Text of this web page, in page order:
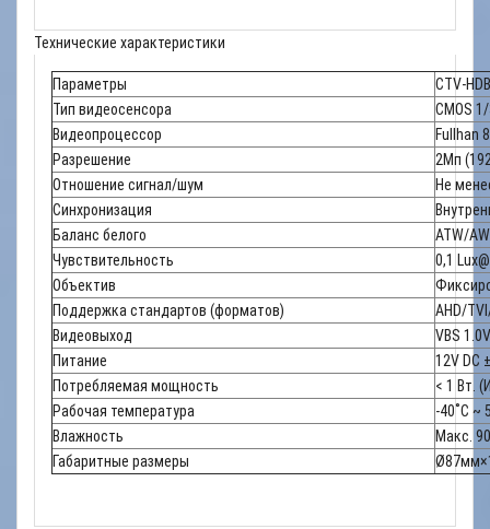
Технические характеристики
Параметры
CTV-
Тип видеосенсора
CMOS
Видеопроцессор
Fullhan
Разрешение
2Мп
Отношение сигнал/шум
Не
Синхронизация
Баланс белого
ATW/
Чувствительность
0,1
Объектив
Поддержка стандартов (форматов)
AHD/
Видеовыход
VBS
Питание
12V DC
Потребляемая мощность
< 1 Вт.
Рабочая температура
-40˚C ~
Влажность
Макс.
Габаритные размеры